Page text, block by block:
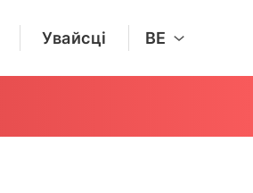
Увайсці BE